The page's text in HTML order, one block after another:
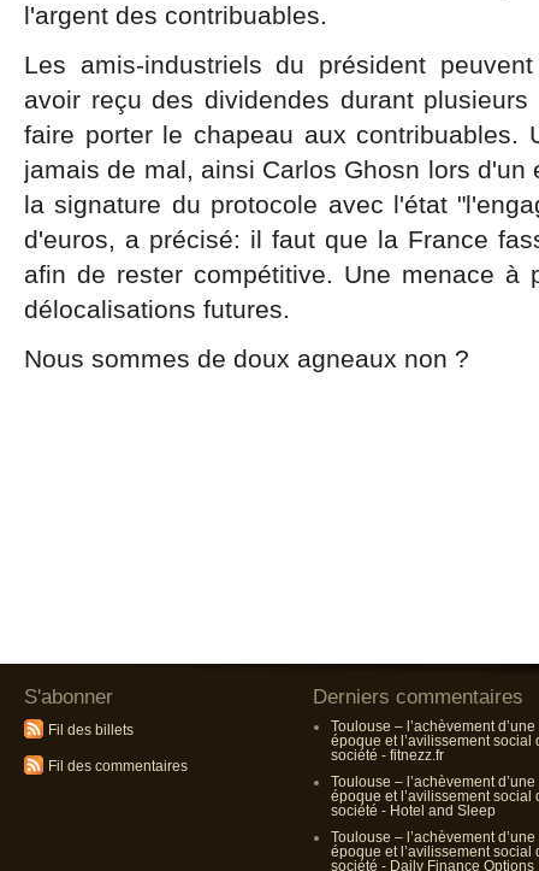
l'argent des contribuables.
Les amis-industriels du président
avoir reçu des dividendes durant
faire porter le chapeau aux contribuables.
jamais de mal, ainsi Carlos Ghosn lors
la signature du protocole avec l'état
d'euros, a précisé: il faut que la France
afin de rester compétitive. Une menace à
délocalisations futures.
Nous sommes de doux agneaux non ?
S'abonner
Fil des billets
Fil des commentaires
Derniers commentaires
Toulouse – l’achèvement d’une
époque et l’avilissement social
société - fitnezz.fr
Toulouse – l’achèvement d’une
époque et l’avilissement social
société - Hotel and Sleep
Toulouse – l’achèvement d’une
époque et l’avilissement social
société - Daily Finance Options